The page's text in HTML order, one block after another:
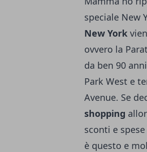
speciale New
New York
ovvero la
da ben 90
Park West e
Avenue. Se
shopping
sconti e
è questo e